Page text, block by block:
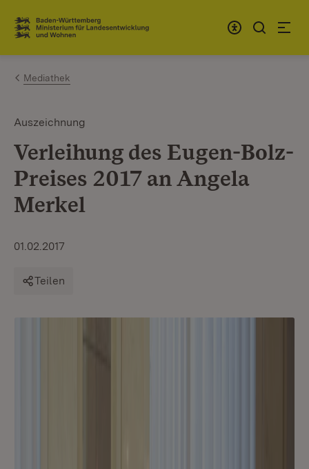
Zum Inhalt springen
Link zur Startseite
Mediathek
Auszeichnung
Verleihung des Eugen-Bolz-
Preises 2017 an Angela
Merkel
01.02.2017
Teilen